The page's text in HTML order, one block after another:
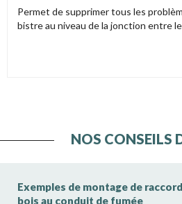
Permet de supprimer tous les
bistre au niveau de la jonction entre
NOS CONSEILS
Exemples de montage de
bois au conduit de fumée